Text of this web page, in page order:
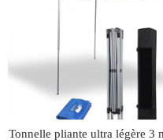
Tonnelle pliante ultra légère 3